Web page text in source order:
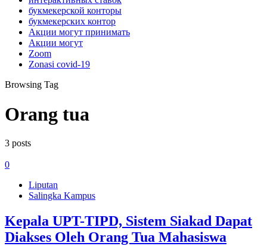
букмекерской конторы
букмекерских контор
Акции могут принимать
Акции могут
Zoom
Zonasi covid-19
Browsing Tag
Orang tua
3 posts
0
Liputan
Salingka Kampus
Kepala UPT-TIPD, Sistem Siakad Dapat
Diakses Oleh Orang Tua Mahasiswa